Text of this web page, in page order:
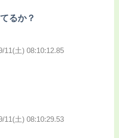
るか？
11(土) 08:10:12.85
11(土) 08:10:29.53